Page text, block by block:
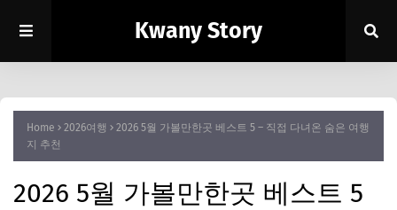
Kwany Story
Home 2026여행
2026 5월 가볼만한곳 베스트 5 – 직접 다녀온 숨은 여행
지 추천
2026 5월 가볼만한곳 베스트 5